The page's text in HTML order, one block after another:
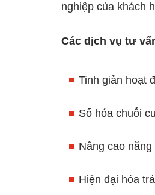
nghiệp của khách
Các dịch vụ tư
Tinh giản hoạt
Số hóa chuỗi
Nâng cao
Hiện đại hóa